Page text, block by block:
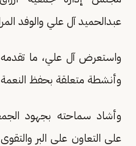
عبدالحميد آل علي والوفد
واستعرض آل علي، ما
وأنشطة متعلقة بحفظ
وأشاد سماحته بجهود
على التعاون على البر